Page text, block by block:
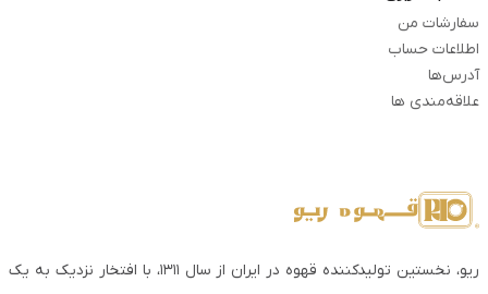
سفارشات من
اطلاعات حساب
آدرس‌ها
علاقه‌مندی ها
ریو، نخستین تولیدکننده قهوه در ایران از سال ۱۳۱۱، با افتخار نزدیک به یک